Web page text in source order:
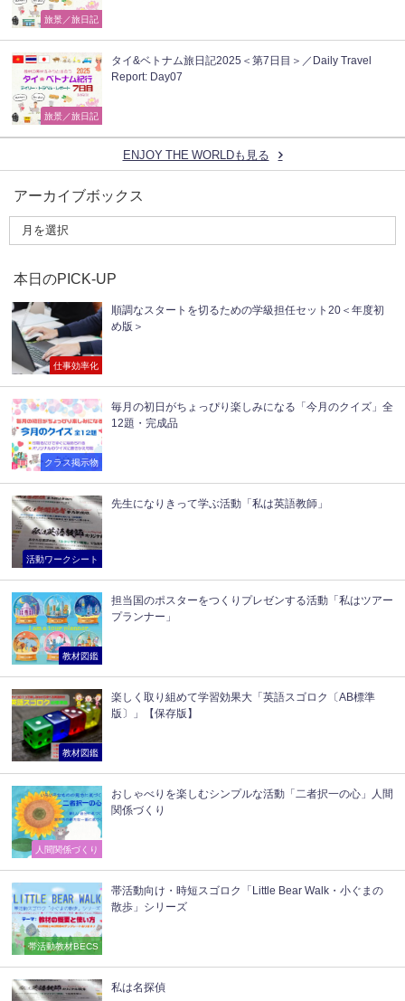
旅景／旅日記
旅景／旅日記
タイ&ベトナム旅日記2025＜第7日目＞／Daily Travel
Report: Day07
ENJOY THE WORLDも見る
アーカイブボックス
本日のPICK-UP
仕事効率化
順調なスタートを切るための学級担任セット20＜年度初
め版＞
クラス掲示物
毎月の初日がちょっぴり楽しみになる「今月のクイズ」全
12題・完成品
活動ワークシート
先生になりきって学ぶ活動「私は英語教師」
教材図鑑
担当国のポスターをつくりプレゼンする活動「私はツアー
プランナー」
教材図鑑
楽しく取り組めて学習効果大「英語スゴロク〔AB標準
版〕」【保存版】
人間関係づくり
おしゃべりを楽しむシンプルな活動「二者択一の心」人間
関係づくり
帯活動教材BECS
帯活動向け・時短スゴロク「Little Bear Walk・小ぐまの
散歩」シリーズ
私は名探偵